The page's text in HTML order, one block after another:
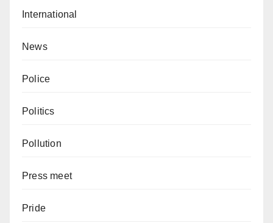
International
News
Police
Politics
Pollution
Press meet
Pride